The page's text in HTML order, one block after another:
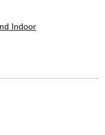
Indoor